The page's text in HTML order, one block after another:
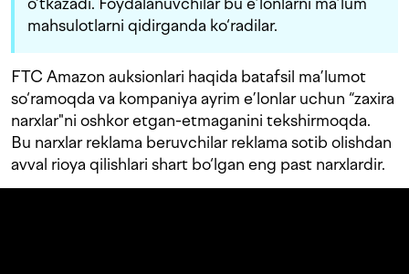
mahsulotlarni qidirganda ko‘radilar.
FTC Amazon auksionlari haqida batafsil ma’lumot
so‘ramoqda va kompaniya ayrim e’lonlar uchun “zaxira
narxlar"ni oshkor etgan-etmaganini tekshirmoqda.
Bu narxlar reklama beruvchilar reklama sotib olishdan
avval rioya qilishlari shart bo‘lgan eng past narxlardir.